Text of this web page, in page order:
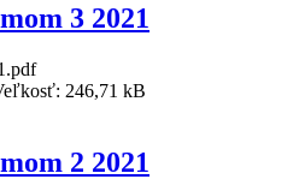
3 2021
246,71 kB
2 2021